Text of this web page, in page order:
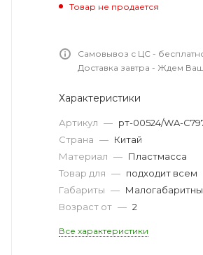
Товар не продается
Самовывоз с ЦС -
Доставка завтра - Ждем
Характеристики
Артикул — рт-00524/WA-
Страна — Китай
Материал — Пластмасса
Товар для — подходит всем
Габариты —
Возраст от — 2
Все характеристики